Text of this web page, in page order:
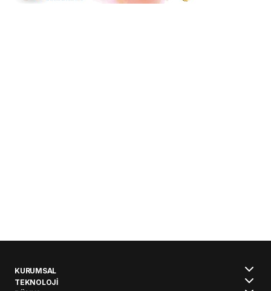
KURUMSAL
TEKNOLOJİ